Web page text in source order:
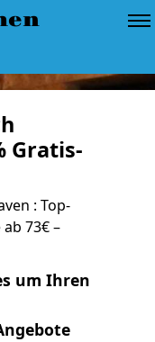
Gratis-
: Top-
73€ –
um Ihren